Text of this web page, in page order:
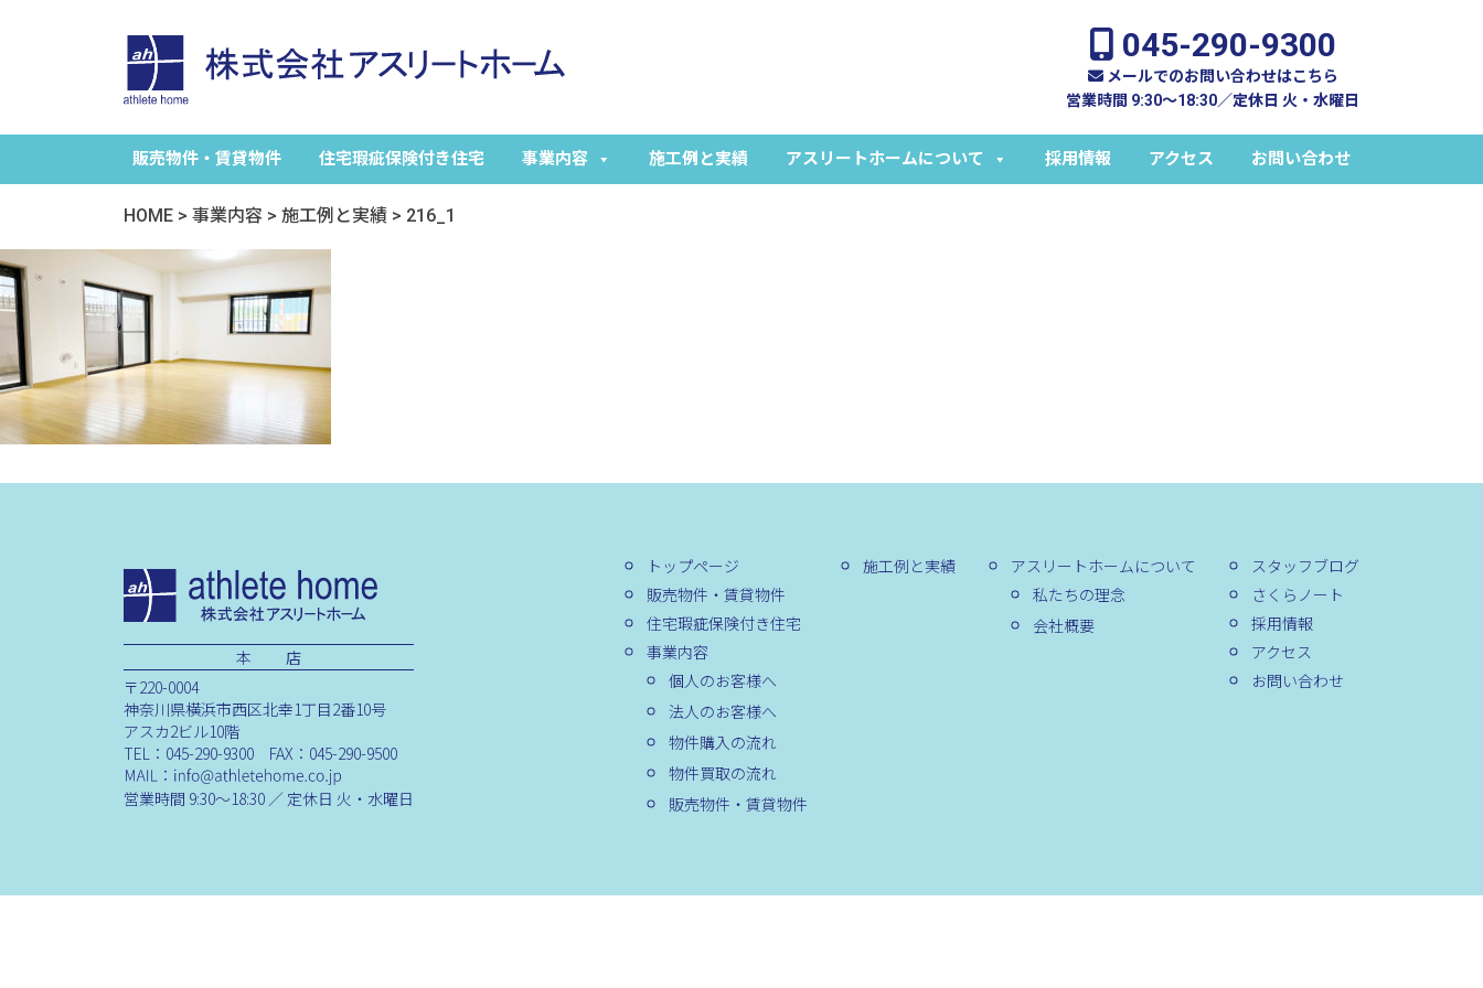
045-290-9300
メールでのお問い合わせはこちら
営業時間 9:30～18:30／定休日 火・水曜日
販売物件・賃貸物件 住宅瑕疵保険付き住宅 事業内容 施工例と実績 アスリートホームについて 採用情報 アクセス お問い合わせ
HOME > 事業内容 > 施工例と実績 > 216_1
本 店
〒220-0004
神奈川県横浜市西区北幸1丁目2番10号
アスカ2ビル10階
TEL：045-290-9300 FAX：045-290-9500
営業時間 9:30～18:30 ／ 定休日 火・水曜日
トップページ
販売物件・賃貸物件
住宅瑕疵保険付き住宅
事業内容
個人のお客様へ
法人のお客様へ
物件購入の流れ
物件買取の流れ
販売物件・賃貸物件
施工例と実績
アスリートホームについて
私たちの理念
会社概要
スタッフブログ
さくらノート
採用情報
アクセス
お問い合わせ